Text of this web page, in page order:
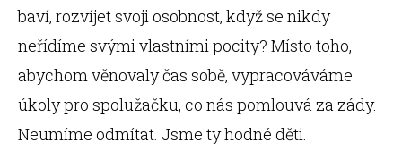
baví, rozvíjet svoji osobnost, když se nikdy
neřídíme svými vlastními pocity? Místo toho,
abychom věnovaly čas sobě, vypracováváme
úkoly pro spolužačku, co nás pomlouvá za zády.
Neumíme odmítat. Jsme ty hodné děti.